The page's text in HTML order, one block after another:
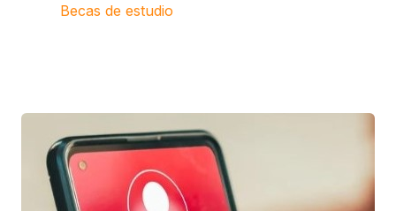
Becas de estudio